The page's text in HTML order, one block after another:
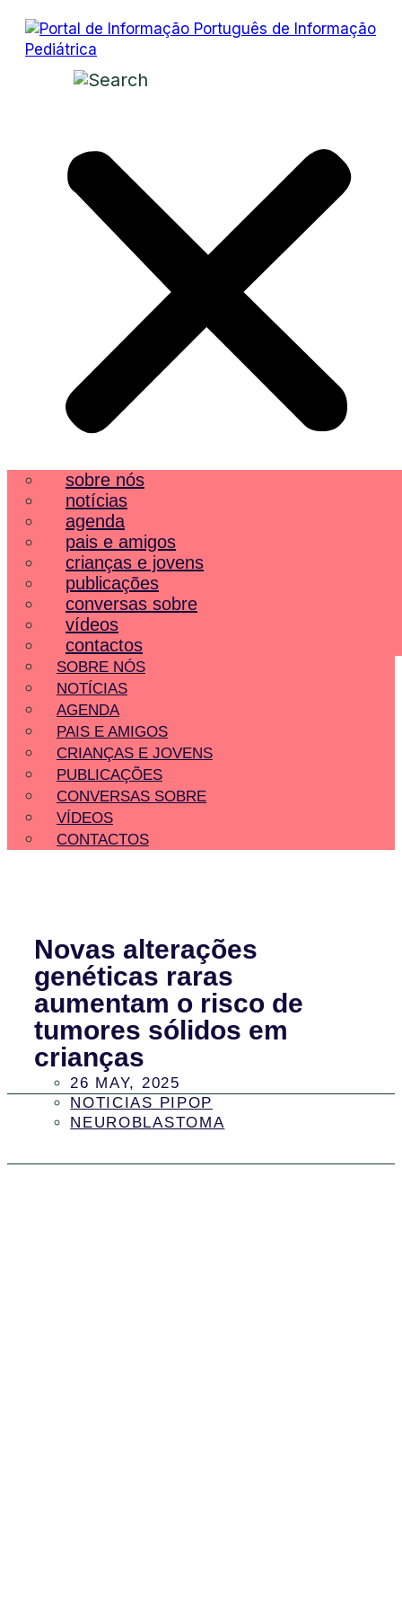
sobre nós
notícias
agenda
pais e amigos
crianças e jovens
publicações
conversas sobre
vídeos
contactos
SOBRE NÓS
NOTÍCIAS
AGENDA
PAIS E AMIGOS
CRIANÇAS E JOVENS
PUBLICAÇÕES
CONVERSAS SOBRE
VÍDEOS
CONTACTOS
Novas alterações
genéticas raras
aumentam o risco de
tumores sólidos em
crianças
26 MAY, 2025
NOTICIAS PIPOP
NEUROBLASTOMA